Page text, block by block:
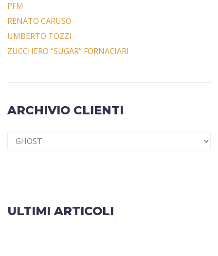
PFM
RENATO CARUSO
UMBERTO TOZZI
ZUCCHERO “SUGAR” FORNACIARI
ARCHIVIO CLIENTI
ULTIMI ARTICOLI